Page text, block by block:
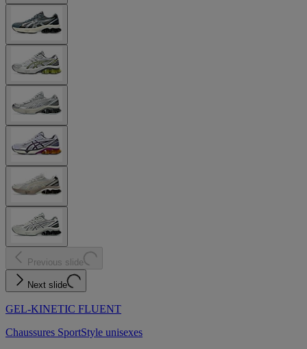
Previous slide
Next slide
GEL-KINETIC FLUENT
Chaussures SportStyle unisexes